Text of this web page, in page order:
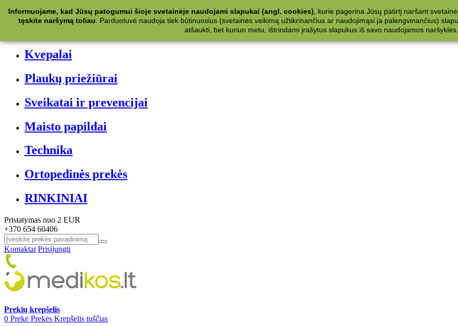
Kategorijos
Kvepalai
Plaukų priežiūrai
Sveikatai ir prevencijai
Maisto papildai
Technika
Ortopedinės prekės
RINKINIAI
Pristatymas nuo 2 EUR
+370 654 60406
Kontaktai Prisijungti
Prekių krepšelis
0 Prekė Prekės Krepšelis tuščias
Informuojame, kad Jūsų patogumui šioje svetainėje naudojami slapukai (angl. cookies) , kurie pagerina Jūsų patirtį naršant
tęskite naršymą toliau
Parduotuvė naudoja tiek būtinuosius (svetainės veikimą užtikrinančius ar naudojimąsi ja palengvinančius)
atšaukti, bet kuriuo metu, ištrindami įrašytus slapukus iš savo naudojamos naršyklės.